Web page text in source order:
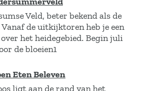
Veld, beter bekend als de
de uitkijktoren heb je een
het heidegebied. Begin juli
de bloeien1
Eten Beleven
ligt aan de rand van het